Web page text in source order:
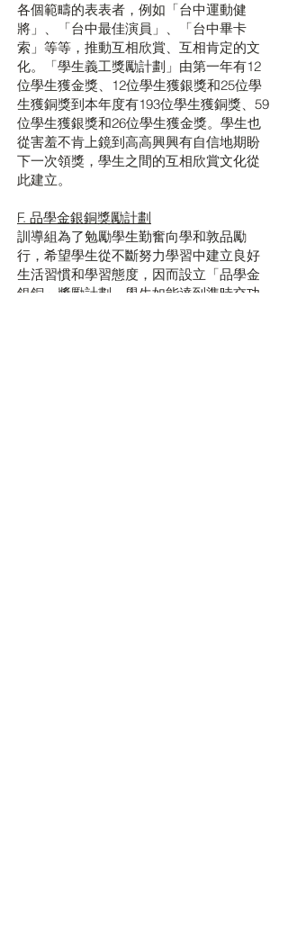
各個範疇的表表者，例如「台中運動健
將」、「台中最佳演員」、「台中畢卡
索」等等，推動互相欣賞、互相肯定的文
化。「學生義工獎勵計劃」由第一年有12
位學生獲金獎、12位學生獲銀獎和25位學
生獲銅獎到本年度有193位學生獲銅獎、59
位學生獲銀獎和26位學生獲金獎。學生也
從害羞不肯上鏡到高高興興有自信地期盼
下一次領獎，學生之間的互相欣賞文化從
此建立。
F. 品學金銀銅獎勵計劃
訓導組為了勉勵學生勤奮向學和敦品勵
行，希望學生從不斷努力學習中建立良好
生活習慣和學習態度，因而設立「品學金
銀銅」獎勵計劃，學生如能達到準時交功